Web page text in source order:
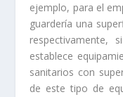
ejemplo, para el
guardería una
respectivamente,
establece
sanitarios con
de este tipo de